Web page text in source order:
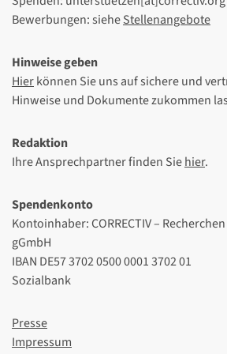
Bewerbungen: sieheStellenangebote
Hinweise geben
Hierkönnen Sie uns auf sichere und
Hinweise und Dokumente zukommen
Redaktion
Ihre Ansprechpartner finden Siehier.
Spendenkonto
Kontoinhaber: CORRECTIV –
gGmbH
IBAN DE57 3702 0500 0001 3702 01
Sozialbank
Presse
Impressum